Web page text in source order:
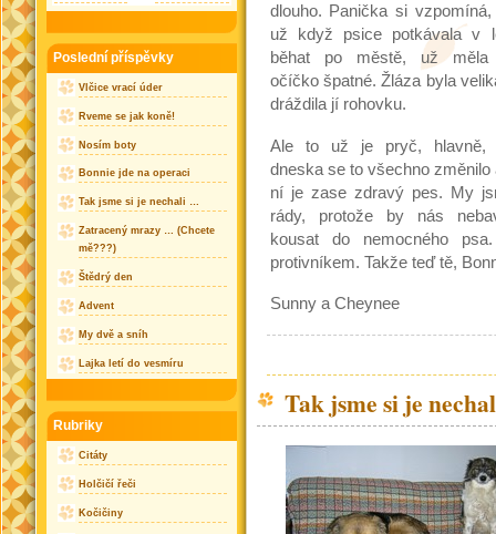
dlouho. Panička si
už když psice potkávala v
běhat po městě, už
očíčko špatné. Žláza byla
dráždila jí rohovku.
Ale to už je pryč, hlavně,
dneska se to všechno změnilo
ní je zase zdravý pes. My
rády, protože by nás
kousat do nemocného
protivníkem. Takže teď tě,
Sunny a Cheynee
Tak jsme si je
Poslední příspěvky
Vlčice vrací úder
Rveme se jak koně!
Nosím boty
Bonnie jde na operaci
Tak jsme si je nechali …
Zatracený mrazy … (Chcete
mě???)
Štědrý den
Advent
My dvě a sníh
Lajka letí do vesmíru
Rubriky
Citáty
Holčičí řeči
Kočičiny